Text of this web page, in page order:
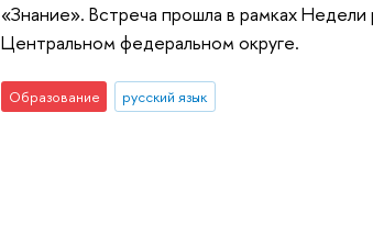
«Знание». Встреча прошла в рамках
Центральном федеральном округе.
Образование русский язык